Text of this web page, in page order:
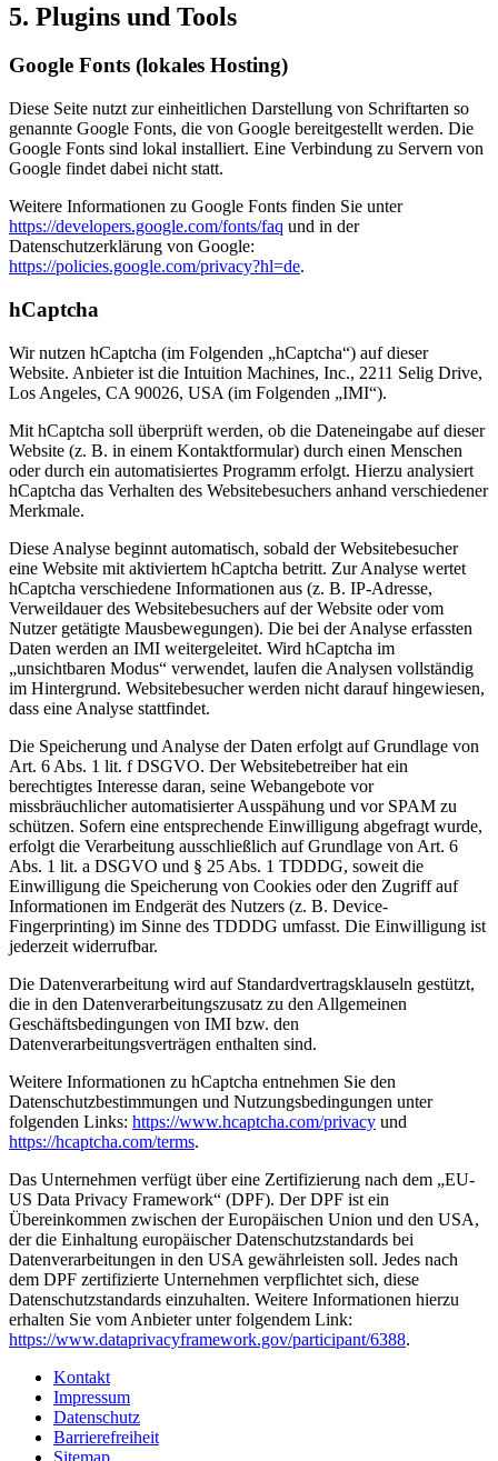
5. Plugins und Tools
Google Fonts (lokales Hosting)
Diese Seite nutzt zur einheitlichen Darstellung von Schriftarten so
genannte Google Fonts, die von Google bereitgestellt werden. Die
Google Fonts sind lokal installiert. Eine Verbindung zu Servern von
Google findet dabei nicht statt.
Weitere Informationen zu Google Fonts finden Sie unter
https://developers.google.com/fonts/faq und in der
Datenschutzerklärung von Google:
https://policies.google.com/privacy?hl=de.
hCaptcha
Wir nutzen hCaptcha (im Folgenden „hCaptcha“) auf dieser
Website. Anbieter ist die Intuition Machines, Inc., 2211 Selig Drive,
Los Angeles, CA 90026, USA (im Folgenden „IMI“).
Mit hCaptcha soll überprüft werden, ob die Dateneingabe auf dieser
Website (z. B. in einem Kontaktformular) durch einen Menschen
oder durch ein automatisiertes Programm erfolgt. Hierzu analysiert
hCaptcha das Verhalten des Websitebesuchers anhand verschiedener
Merkmale.
Diese Analyse beginnt automatisch, sobald der Websitebesucher
eine Website mit aktiviertem hCaptcha betritt. Zur Analyse wertet
hCaptcha verschiedene Informationen aus (z. B. IP-Adresse,
Verweildauer des Websitebesuchers auf der Website oder vom
Nutzer getätigte Mausbewegungen). Die bei der Analyse erfassten
Daten werden an IMI weitergeleitet. Wird hCaptcha im
„unsichtbaren Modus“ verwendet, laufen die Analysen vollständig
im Hintergrund. Websitebesucher werden nicht darauf hingewiesen,
dass eine Analyse stattfindet.
Die Speicherung und Analyse der Daten erfolgt auf Grundlage von
Art. 6 Abs. 1 lit. f DSGVO. Der Websitebetreiber hat ein
berechtigtes Interesse daran, seine Webangebote vor
missbräuchlicher automatisierter Ausspähung und vor SPAM zu
schützen. Sofern eine entsprechende Einwilligung abgefragt wurde,
erfolgt die Verarbeitung ausschließlich auf Grundlage von Art. 6
Abs. 1 lit. a DSGVO und § 25 Abs. 1 TDDDG, soweit die
Einwilligung die Speicherung von Cookies oder den Zugriff auf
Informationen im Endgerät des Nutzers (z. B. Device-
Fingerprinting) im Sinne des TDDDG umfasst. Die Einwilligung ist
jederzeit widerrufbar.
Die Datenverarbeitung wird auf Standardvertragsklauseln gestützt,
die in den Datenverarbeitungszusatz zu den Allgemeinen
Geschäftsbedingungen von IMI bzw. den
Datenverarbeitungsverträgen enthalten sind.
Weitere Informationen zu hCaptcha entnehmen Sie den
Datenschutzbestimmungen und Nutzungsbedingungen unter
folgenden Links: https://www.hcaptcha.com/privacy und
https://hcaptcha.com/terms.
Das Unternehmen verfügt über eine Zertifizierung nach dem „EU-
US Data Privacy Framework“ (DPF). Der DPF ist ein
Übereinkommen zwischen der Europäischen Union und den USA,
der die Einhaltung europäischer Datenschutzstandards bei
Datenverarbeitungen in den USA gewährleisten soll. Jedes nach
dem DPF zertifizierte Unternehmen verpflichtet sich, diese
Datenschutzstandards einzuhalten. Weitere Informationen hierzu
erhalten Sie vom Anbieter unter folgendem Link:
https://www.dataprivacyframework.gov/participant/6388.
Kontakt
Impressum
Datenschutz
Barrierefreiheit
Sitemap